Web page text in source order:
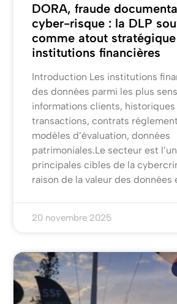
DORA, fraude
cyber-risque : la DLP
comme atout
institutions financières
Introduction Les institutions
des données parmi les plus
informations clients,
transactions, contrats
modèles d’évaluation, données
patrimoniales.Le secteur est
principales cibles de la
raison de la valeur des données
20 novembre 2025